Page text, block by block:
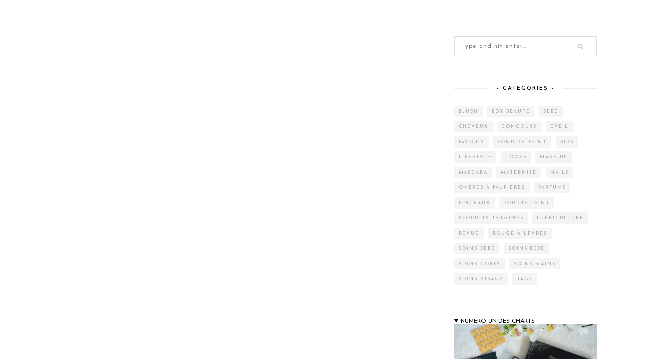
– CATEGORIES –
BLUSH BOX BEAUTÉ BÉBÉ
CHEVEUX CONCOURS EVEIL
FAVORIS FOND DE TEINT KIDS
LIFESTYLE LOOKS MAKE-UP
MASCARA MATERNITÉ NAILS
OMBRES À PAUPIÈRES PARFUMS
PINCEAUX POUDRE TEINT
PRODUITS TERMINÉS PUÉRICULTURE
REVUE ROUGE À LÈVRES
SOINS BÉBÉ SOINS BÉBÉ
SOINS CORPS SOINS MAINS
SOINS VISAGE TAGS
NUMERO UN DES CHARTS